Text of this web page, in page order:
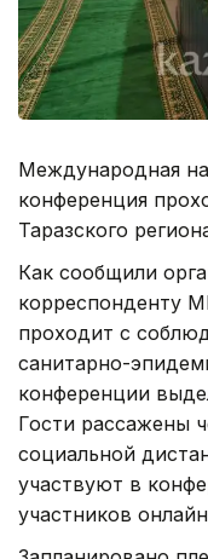
Международная
конференция
Таразского
Как сообщили
корреспонденту
проходит с
санитарно-
конференции
Гости рассажены
социальной
участвуют в
участников